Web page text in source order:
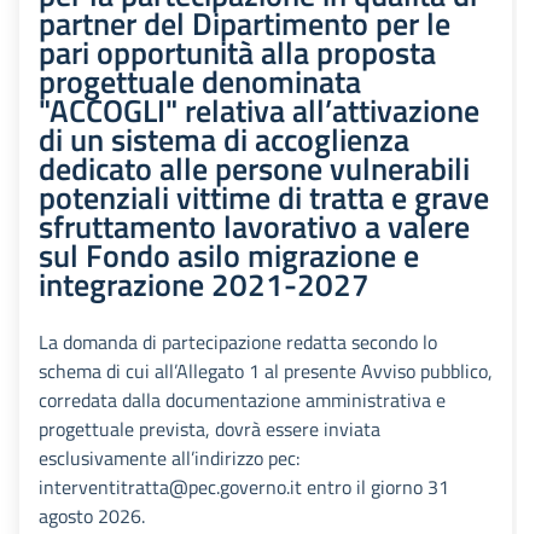
partner del Dipartimento per le
pari opportunità alla proposta
progettuale denominata
"ACCOGLI" relativa all’attivazione
di un sistema di accoglienza
dedicato alle persone vulnerabili
potenziali vittime di tratta e grave
sfruttamento lavorativo a valere
sul Fondo asilo migrazione e
integrazione 2021-2027
La domanda di partecipazione redatta secondo lo
schema di cui all’Allegato 1 al presente Avviso pubblico,
corredata dalla documentazione amministrativa e
progettuale prevista, dovrà essere inviata
esclusivamente all’indirizzo pec:
interventitratta@pec.governo.it entro il giorno 31
agosto 2026.